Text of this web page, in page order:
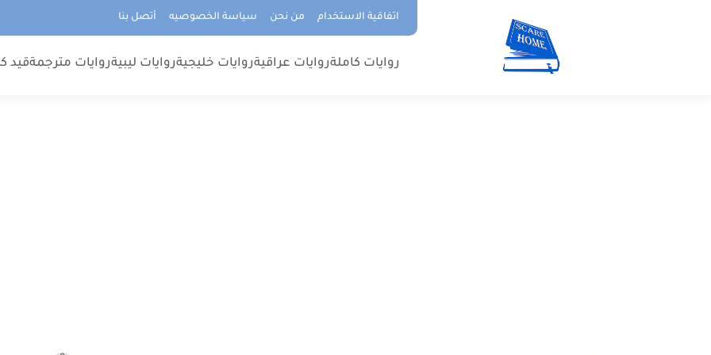
اتفاقية الاستخدام من نحن سياسة الخصوصيه أتصل بنا
روايات كاملةروايات عراقيةروايات خليجيةروايات ليبيةروايات مترجمةقيد